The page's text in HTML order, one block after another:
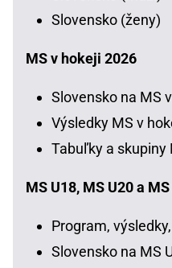
Slovensko (ženy)
MS v hokeji 2026
Slovensko na MS
Výsledky MS v
Tabuľky a skupiny
MS U18, MS U20 a
Program,
Slovensko na MS